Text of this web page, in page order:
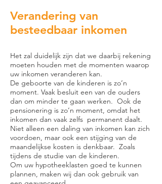
Verandering van
besteedbaar inkomen
Het zal duidelijk zijn dat we daarbij rekening
moeten houden met de momenten waarop
uw inkomen veranderen kan.
De geboorte van de kinderen is zo’n
moment. Vaak besluit een van de ouders
dan om minder te gaan werken. Ook de
pensionering is zo’n moment, omdat het
inkomen dan vaak zelfs permanent daalt.
Niet alleen een daling van inkomen kan zich
voordoen, maar ook een stijging van de
maandelijkse kosten is denkbaar. Zoals
tijdens de studie van de kinderen.
Om uw hypotheeklasten goed te kunnen
plannen, maken wij dan ook gebruik van